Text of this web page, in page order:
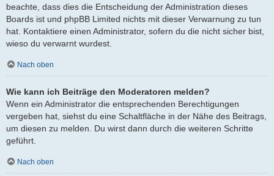
beachte, dass dies die Entscheidung der Administration dieses
Boards ist und phpBB Limited nichts mit dieser Verwarnung zu tun
hat. Kontaktiere einen Administrator, sofern du die nicht sicher bist,
wieso du verwarnt wurdest.
Nach oben
Wie kann ich Beiträge den Moderatoren melden?
Wenn ein Administrator die entsprechenden Berechtigungen
vergeben hat, siehst du eine Schaltfläche in der Nähe des Beitrags,
um diesen zu melden. Du wirst dann durch die weiteren Schritte
geführt.
Nach oben